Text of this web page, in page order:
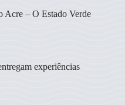
Acre – O Estado Verde
experiências